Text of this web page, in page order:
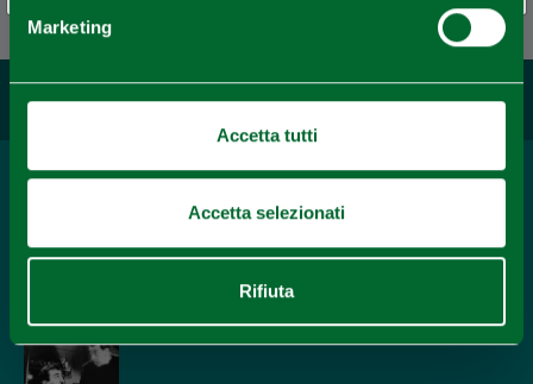
Marketing
Accetta tutti
Accetta selezionati
Rifiuta
Potrebbe interessarti...
Piacenza
APPROFONDISCI